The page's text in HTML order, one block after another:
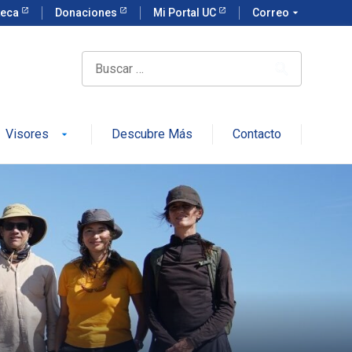
Donaciones Mi Portal UC Correo arrow_drop_down
Visores arrow_drop_down Descubre Más Contacto